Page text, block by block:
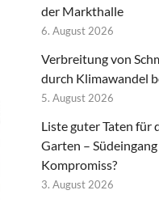
der Markthalle
6. August 2026
Verbreitung von
durch Klimawandel
5. August 2026
Liste guter Taten für
Garten –
Kompromiss?
3. August 2026